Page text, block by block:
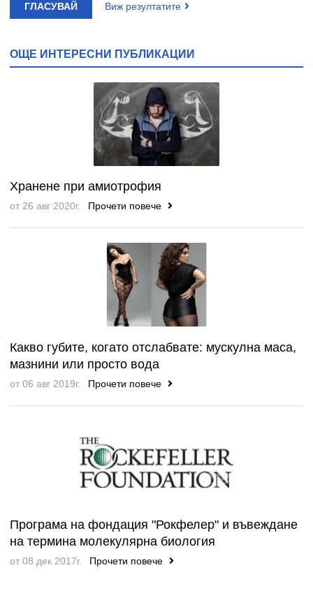
ГЛАСУВАЙ Виж резултатите
ОЩЕ ИНТЕРЕСНИ ПУБЛИКАЦИИ
Хранене при амиотрофия
от 26 авг 2020г. Прочети повече
Какво губите, когато отслабвате: мускулна маса,
мазнини или просто вода
от 06 авг 2019г. Прочети повече
Програма на фондация "Рокфелер" и въвеждане
на термина молекулярна биология
от 08 дек 2017г. Прочети повече